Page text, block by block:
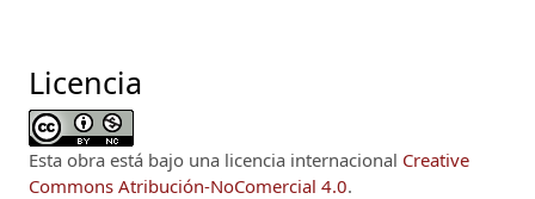
Licencia
Esta obra está bajo una licencia internacional Creative
Commons Atribución-NoComercial 4.0.